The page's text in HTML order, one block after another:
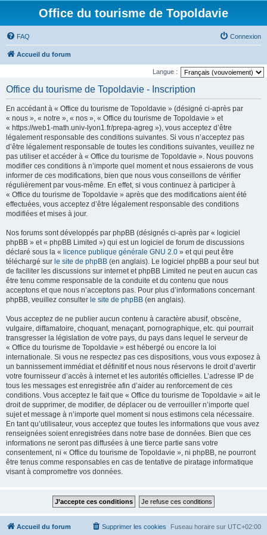
Office du tourisme de Topoldavie
FAQ Connexion
Accueil du forum
Langue :
Office du tourisme de Topoldavie - Inscription
En accédant à « Office du tourisme de Topoldavie » (désigné ci-après par
« nous », « notre », « nos », « Office du tourisme de Topoldavie » et
« https://web1-math.univ-lyon1.fr/prepa-agreg »), vous acceptez d’être
légalement responsable des conditions suivantes. Si vous n’acceptez pas
d’être légalement responsable de toutes les conditions suivantes, veuillez ne
pas utiliser et accéder à « Office du tourisme de Topoldavie ». Nous pouvons
modifier ces conditions à n’importe quel moment et nous essaierons de vous
informer de ces modifications, bien que nous vous conseillons de vérifier
régulièrement par vous-même. En effet, si vous continuez à participer à
« Office du tourisme de Topoldavie » après que des modifications aient été
effectuées, vous acceptez d’être légalement responsable des conditions
modifiées et mises à jour.
Nos forums sont développés par phpBB (désignés ci-après par « logiciel
phpBB » et « phpBB Limited ») qui est un logiciel de forum de discussions
déclaré sous la « licence publique générale GNU 2.0 » et qui peut être
téléchargé sur le site de phpBB (en anglais). Le logiciel phpBB a pour seul but
de faciliter les discussions sur internet et phpBB Limited ne peut en aucun cas
être tenu comme responsable de la conduite et du contenu que nous
acceptons et que nous n’acceptons pas. Pour plus d’informations concernant
phpBB, veuillez consulter le site de phpBB (en anglais).
Vous acceptez de ne publier aucun contenu à caractère abusif, obscène,
vulgaire, diffamatoire, choquant, menaçant, pornographique, etc. qui pourrait
transgresser la législation de votre pays, du pays dans lequel le serveur de
« Office du tourisme de Topoldavie » est hébergé ou encore la loi
internationale. Si vous ne respectez pas ces dispositions, vous vous exposez à
un bannissement immédiat et définitif et nous nous réservons le droit d’avertir
votre fournisseur d’accès à internet et les autorités officielles. L’adresse IP de
tous les messages est enregistrée afin d’aider au renforcement de ces
conditions. Vous acceptez le fait que « Office du tourisme de Topoldavie » ait le
droit de supprimer, de modifier, de déplacer ou de verrouiller n’importe quel
sujet et message à n’importe quel moment si nous estimons cela nécessaire.
En tant qu’utilisateur, vous acceptez que toutes les informations que vous avez
renseignées soient enregistrées dans notre base de données. Bien que ces
informations ne seront pas diffusées à une tierce partie sans votre
consentement, ni « Office du tourisme de Topoldavie », ni phpBB, ne pourront
être tenus comme responsables en cas de tentative de piratage informatique
visant à compromettre vos données.
Accueil du forum Fuseau horaire sur UTC+02:00
Supprimer les cookies